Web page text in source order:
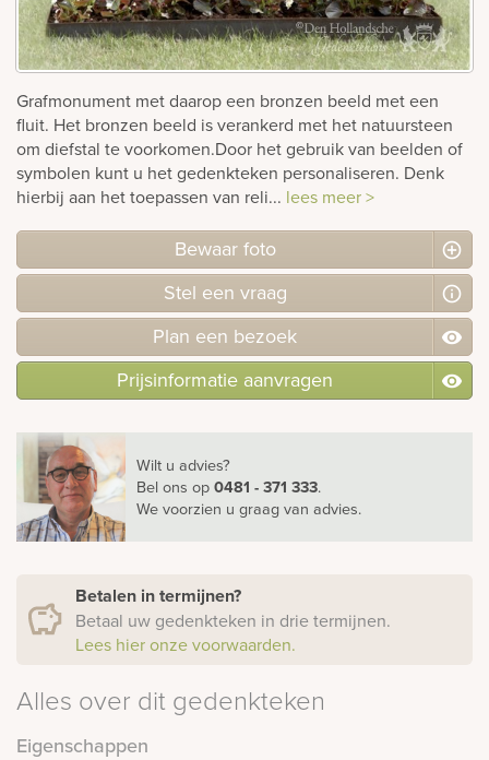
Grafmonument met daarop een bronzen beeld met een
fluit. Het bronzen beeld is verankerd met het natuursteen
om diefstal te voorkomen.Door het gebruik van beelden of
symbolen kunt u het gedenkteken personaliseren. Denk
hierbij aan het toepassen van reli... lees meer >
Bewaar foto
Stel een vraag
Plan een bezoek
Prijsinformatie aanvragen
Wilt u advies?
Bel ons op0481 - 371 333.
We voorzien u graag van advies.
Betalen in termijnen?
Betaal uw gedenkteken in drie termijnen.
Lees hier onze voorwaarden.
Alles over dit gedenkteken
Eigenschappen